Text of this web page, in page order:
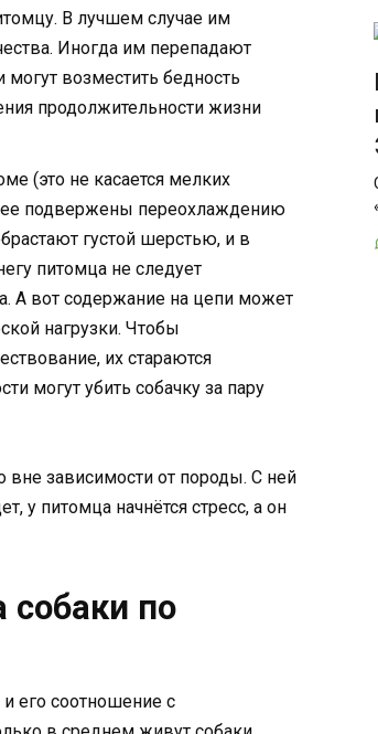
В лучшем случае им
Иногда им перепадают
возместить бедность
продолжительности жизни
(это не касается мелких
подвержены переохлаждению
густой шерстью, и в
питомца не следует
А вот содержание на цепи может
нагрузки. Чтобы
их стараются
могут убить собачку за пару
вне зависимости от породы. С ней
у питомца начнётся стресс, а он
собаки по
его соотношение с